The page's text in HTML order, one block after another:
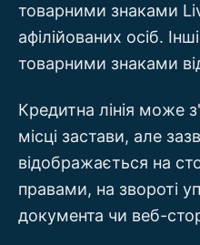
товарними знаками
афілійованих осіб.
товарними знаками
Кредитна лінія може
місці застави, але
відображається на
правами, на звороті
документа чи веб-